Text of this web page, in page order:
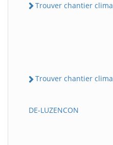
Trouver chantier
Trouver chantier
DE-LUZENCON